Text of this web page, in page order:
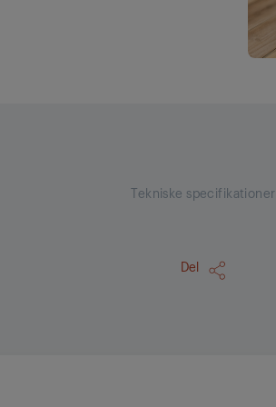
Tekniske specifikationer
Del